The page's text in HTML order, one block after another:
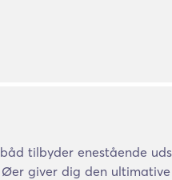
tilbyder enestående
giver dig den